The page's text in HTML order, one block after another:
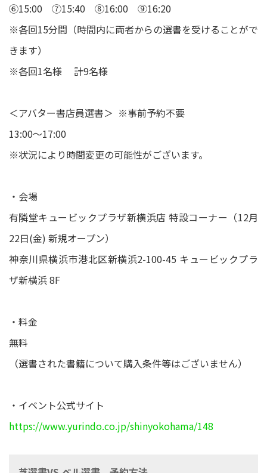
⑥15:00 ⑦15:40 ⑧16:00 ⑨16:20
※各回15分間（時間内に両者からの選書を受けることがで
きます）
※各回1名様 計9名様
＜アバター書店員選書＞ ※事前予約不要
13:00～17:00
※状況により時間変更の可能性がございます。
・会場
有隣堂キュービックプラザ新横浜店 特設コーナー（12月
22日(金) 新規オープン）
神奈川県横浜市港北区新横浜2-100-45 キュービックプラ
ザ新横浜 8F
・料金
無料
（選書された書籍について購入条件等はございません）
・イベント公式サイト
https://www.yurindo.co.jp/shinyokohama/148